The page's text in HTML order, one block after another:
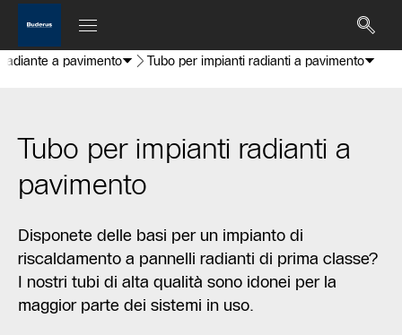
a pavimento Tubo per impianti radianti a pavimento
Tubo per impianti radianti a
pavimento
Disponete delle basi per un impianto di
riscaldamento a pannelli radianti di prima classe?
I nostri tubi di alta qualità sono idonei per la
maggior parte dei sistemi in uso.